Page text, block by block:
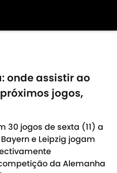
onde assistir ao
jogos,
30 jogos de sexta (11) a
e Leipzig jogam
da Alemanha